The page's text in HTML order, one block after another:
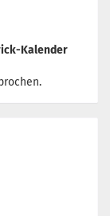
Kalender